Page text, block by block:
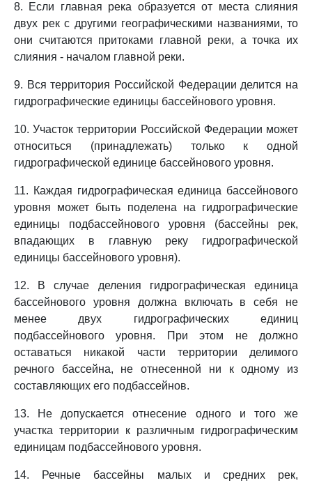
8. Если главная река образуется от места слияния
двух рек с другими географическими названиями, то
они считаются притоками главной реки, а точка их
слияния - началом главной реки.
9. Вся территория Российской Федерации делится на
гидрографические единицы бассейнового уровня.
10. Участок территории Российской Федерации может
относиться (принадлежать) только к одной
гидрографической единице бассейнового уровня.
11. Каждая гидрографическая единица бассейнового
уровня может быть поделена на гидрографические
единицы подбассейнового уровня (бассейны рек,
впадающих в главную реку гидрографической
единицы бассейнового уровня).
12. В случае деления гидрографическая единица
бассейнового уровня должна включать в себя не
менее двух гидрографических единиц
подбассейнового уровня. При этом не должно
оставаться никакой части территории делимого
речного бассейна, не отнесенной ни к одному из
составляющих его подбассейнов.
13. Не допускается отнесение одного и того же
участка территории к различным гидрографическим
единицам подбассейнового уровня.
14. Речные бассейны малых и средних рек,